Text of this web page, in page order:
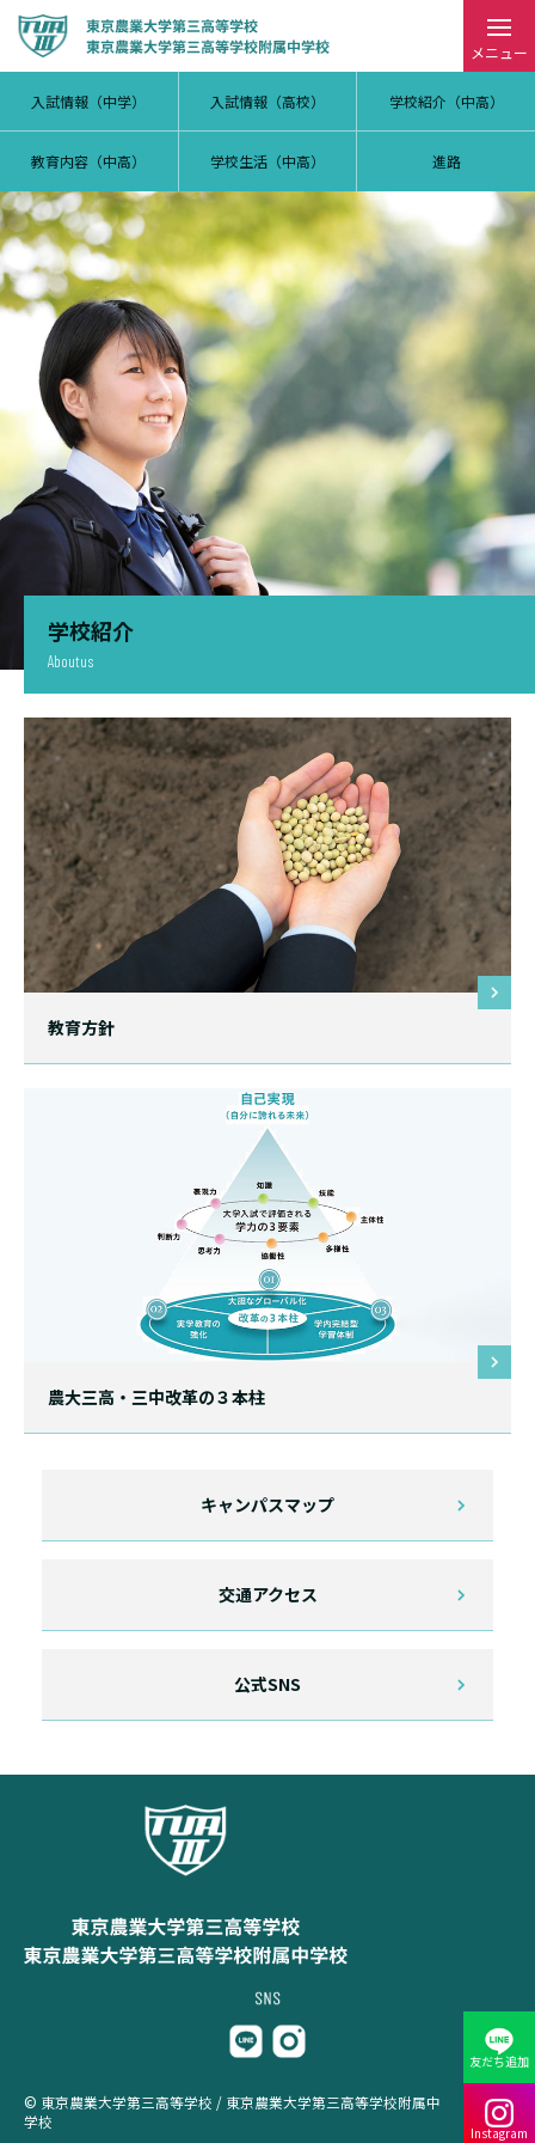
Instagram
友だち追加
入試情報（中学） 入試情報（高校） 学校紹介（中高）
教育内容（中高） 学校生活（中高） 進路
メニュー
学校紹介
Aboutus
教育方針
農大三高・三中改革の３本柱
キャンパスマップ
交通アクセス
公式SNS
© 東京農業大学第三高等学校 / 東京農業大学第三高等学校附属中
学校